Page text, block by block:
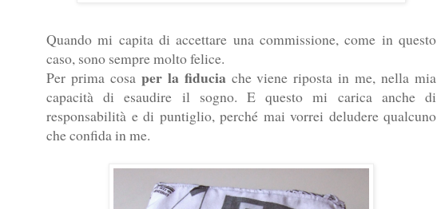
Quando mi capita di accettare una commissione, come in questo
caso, sono sempre molto felice.
Per prima cosaper la fiducia che viene riposta in me, nella mia
capacità di esaudire il sogno. E questo mi carica anche di
responsabilità e di puntiglio, perché mai vorrei deludere qualcuno
che confida in me.